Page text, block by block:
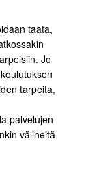
taata,
Jo
tarpeita,
palvelujen
välineitä